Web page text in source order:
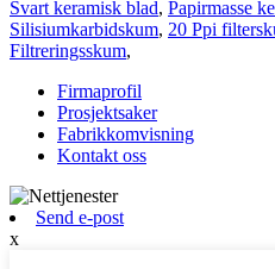
Svart keramisk blad, Papirmasse
Silisiumkarbidskum, 20 Ppi
Filtreringsskum,
Firmaprofil
Prosjektsaker
Fabrikkomvisning
Kontakt oss
Send e-post
x